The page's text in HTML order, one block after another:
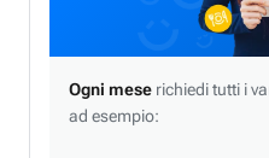
Ogni mese richiedi tutti i
ad esempio: